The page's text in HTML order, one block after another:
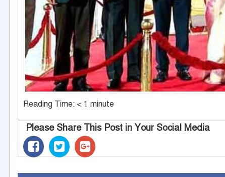
Reading Time: < 1 minute
Please Share This Post in Your Social Media